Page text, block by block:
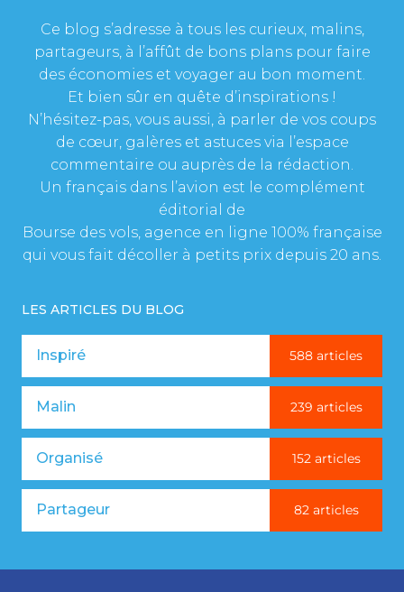
Ce blog s’adresse à tous les curieux, malins,
partageurs, à l’affût de bons plans pour faire
des économies et voyager au bon moment.
Et bien sûr en quête d’inspirations !
N’hésitez-pas, vous aussi, à parler de vos coups
de cœur, galères et astuces via l’espace
commentaire ou auprès de la rédaction.
Un français dans l’avion est le complément
éditorial de
Bourse des vols, agence en ligne 100% française
qui vous fait décoller à petits prix depuis 20 ans.
LES ARTICLES DU BLOG
Inspiré 588 articles
Malin 239 articles
Organisé 152 articles
Partageur 82 articles